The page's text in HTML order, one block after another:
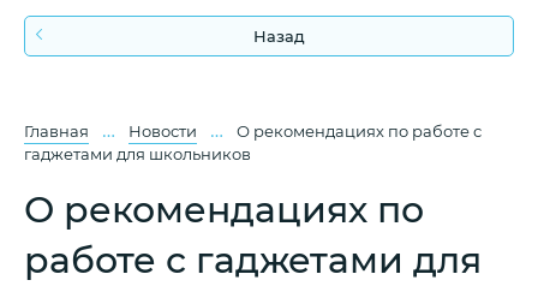
Назад
Главная … Новости …
О рекомендациях по работе с
гаджетами для школьников
О рекомендациях по
работе с гаджетами для